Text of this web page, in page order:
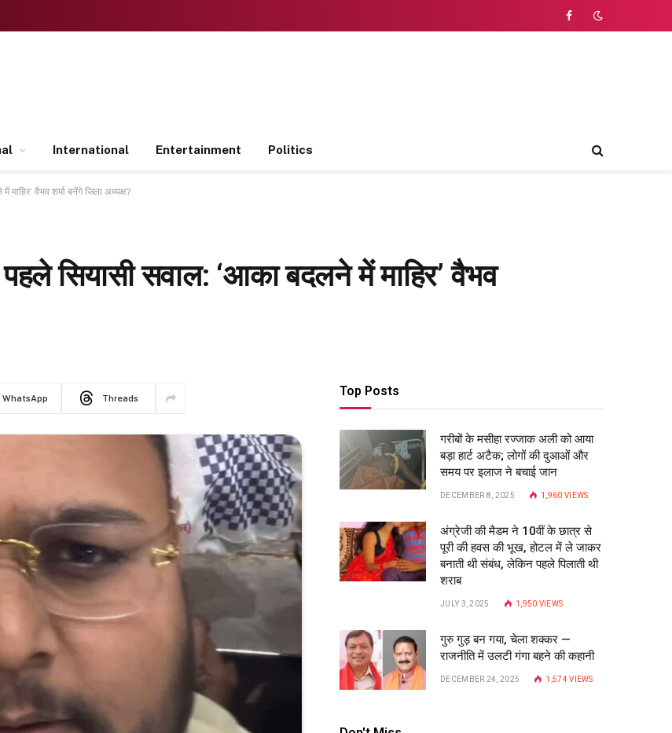
Facebook
International Entertainment Politics
माहिर’ वैभव शर्मा बनेंगे जिला अध्यक्ष?
पहले सियासी सवाल: ‘आका बदलने में माहिर’ वैभव
WhatsApp Threads Top Posts
गरीबों के मसीहा रज्‍जाक अली को आया
बड़ा हार्ट अटैक; लोगों की दुआओं और
समय पर इलाज ने बचाई जान
DECEMBER 8, 2025 1,960 VIEWS
अंग्रेजी की मैडम ने 10वीं के छात्र से
पूरी की हवस की भूख, होटल में ले जाकर
बनाती थी संबंध, लेकिन पहले पिलाती थी
शराब
JULY 3, 2025 1,950 VIEWS
गुरु गुड़ बन गया, चेला शक्कर —
राजनीति में उलटी गंगा बहने की कहानी
DECEMBER 24, 2025 1,574VIEWS